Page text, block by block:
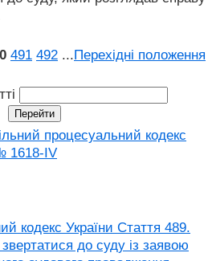
491 492 ...Перехідні положення
процесуальний кодекс
1618-IV
кодекс України Стаття 489.
до суду із заявою